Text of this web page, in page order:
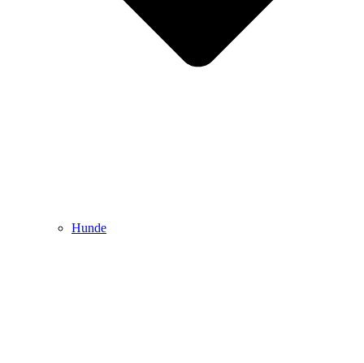
Hunde